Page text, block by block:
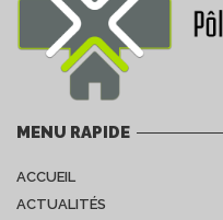
MENU RAPIDE
ACCUEIL
ACTUALITÉS